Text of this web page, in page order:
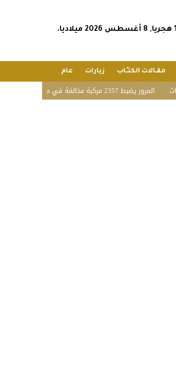
مقـالات الكتـّـاب زيارات عام
المرور يضبط 2357 مركبة مخالفة في مواقف الأشخاص ذوي الإعاقة بمختلف مناطق المملكة